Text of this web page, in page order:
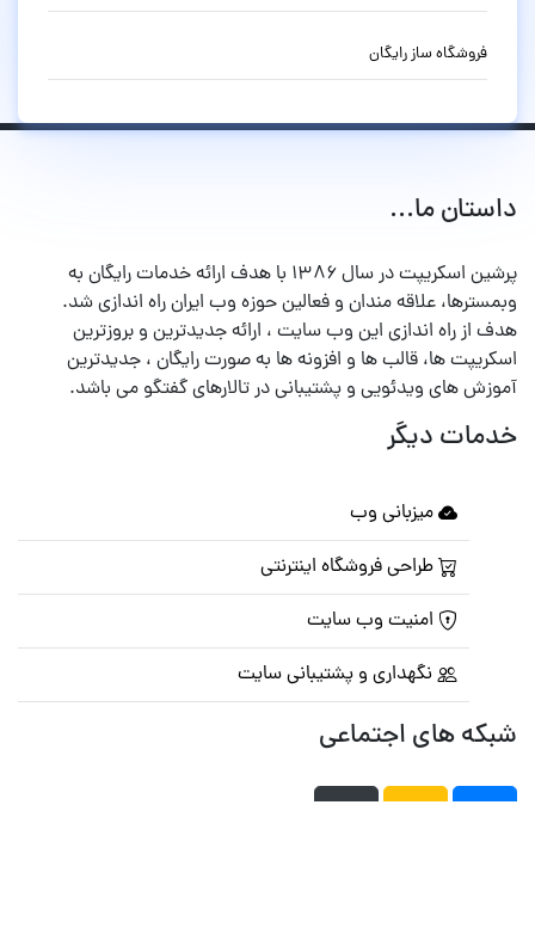
فروشگاه ساز رایگان
داستان ما...
پرشین اسکریپت در سال ۱۳۸۶ با هدف ارائه خدمات رایگان به
وبمسترها، علاقه مندان و فعالین حوزه وب ایران راه اندازی شد.
هدف از راه اندازی این وب سایت ، ارائه جدیدترین و بروزترین
اسکریپت ها، قالب ها و افزونه ها به صورت رایگان ، جدیدترین
آموزش های ویدئویی و پشتیبانی در تالارهای گفتگو می باشد.
خدمات دیگر
میزبانی وب
طراحی فروشگاه اینترنتی
امنیت وب سایت
نگهداری و پشتیبانی سایت
شبکه های اجتماعی